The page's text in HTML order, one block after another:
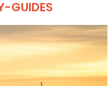
GUIDES